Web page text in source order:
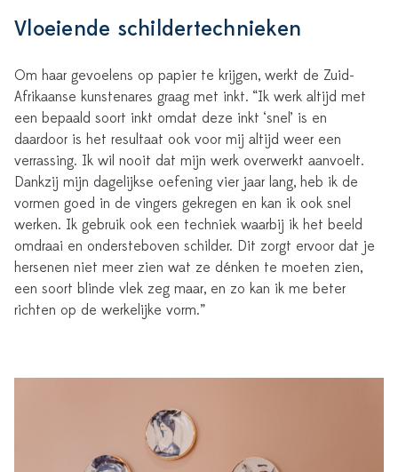
Vloeiende schildertechnieken
Om haar gevoelens op papier te krijgen, werkt de Zuid-
Afrikaanse kunstenares graag met inkt. “Ik werk altijd met
een bepaald soort inkt omdat deze inkt ‘snel’ is en
daardoor is het resultaat ook voor mij altijd weer een
verrassing. Ik wil nooit dat mijn werk overwerkt aanvoelt.
Dankzij mijn dagelijkse oefening vier jaar lang, heb ik de
vormen goed in de vingers gekregen en kan ik ook snel
werken. Ik gebruik ook een techniek waarbij ik het beeld
omdraai en ondersteboven schilder. Dit zorgt ervoor dat je
hersenen niet meer zien wat ze dénken te moeten zien,
een soort blinde vlek zeg maar, en zo kan ik me beter
richten op de werkelijke vorm.”